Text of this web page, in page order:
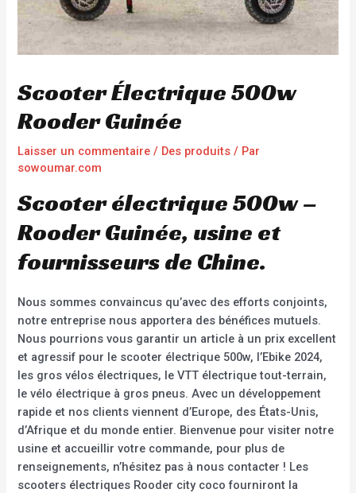
Scooter Électrique 500w
Rooder Guinée
Laisser un commentaire / Des produits / Par
sowoumar.com
Scooter électrique 500w –
Rooder Guinée, usine et
fournisseurs de Chine.
Nous sommes convaincus qu’avec des efforts conjoints,
notre entreprise nous apportera des bénéfices mutuels.
Nous pourrions vous garantir un article à un prix excellent
et agressif pour le scooter électrique 500w, l’Ebike 2024,
les gros vélos électriques, le VTT électrique tout-terrain,
le vélo électrique à gros pneus. Avec un développement
rapide et nos clients viennent d’Europe, des États-Unis,
d’Afrique et du monde entier. Bienvenue pour visiter notre
usine et accueillir votre commande, pour plus de
renseignements, n’hésitez pas à nous contacter ! Les
scooters électriques Rooder city coco fourniront la